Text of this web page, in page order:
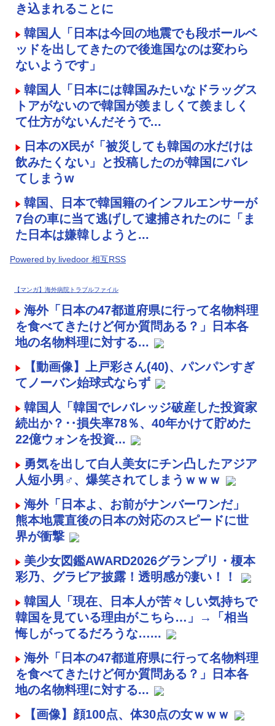
き込まれることに
韓国人「日本は今回の地震でも段ボールベ
ッドを出してきたので後進国なのは変わら
ないようです」
韓国人「日本には韓国みたいなドラッグス
トアがないので韓国が羨ましくて羨ましく
て仕方がないんだそうで...
日本のX民が「被災しても韓国の水だけは
飲みたくない」と投稿したのが韓国にバレ
てしまうw
韓国、日本で韓国籍のインフルエンサーが
7台の車に当て逃げして逮捕されたのに「ま
た日本は嫌韓しようと...
Powered by livedoor 相互RSS
【マンガ】海外病院トラブルファイル
海外「日本の47都道府県に行って名物料理
を食べてきたけど何か質問ある？」日本各
地の名物料理に対する...
【動画像】上戸彩さん(40)、パンパンすぎ
てノーバン始球式ならず
韓国人「韓国でレバレッジ破産した投資家
続出か？‥損失率78％、40年かけて貯めた
22億ウォンを投資...
勇気を出して白人美女にチン凸したアジア
人短小男♂、爆笑されてしまうｗｗｗ
海外「日本よ、お前がナンバーワンだ」
熊本地震直後の日本の対応のスピードに世
界が衝撃
美少女図鑑AWARD2026グランプリ・榎本
彩乃、グラビア披露！透明感が凄い！！
韓国人「現在、日本人が苦々しい気持ちで
韓国を見ている理由がこちら…」→「相当
悔しがってるだろうな…...
海外「日本の47都道府県に行って名物料理
を食べてきたけど何か質問ある？」日本各
地の名物料理に対する...
【画像】顔100点、体30点の女ｗｗｗ